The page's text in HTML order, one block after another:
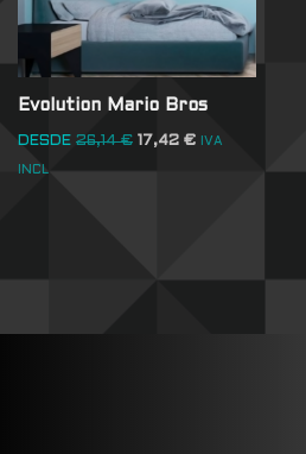
Evolution Mario Bros
DESDE 26,14€ 17,42 € IVA
INCL